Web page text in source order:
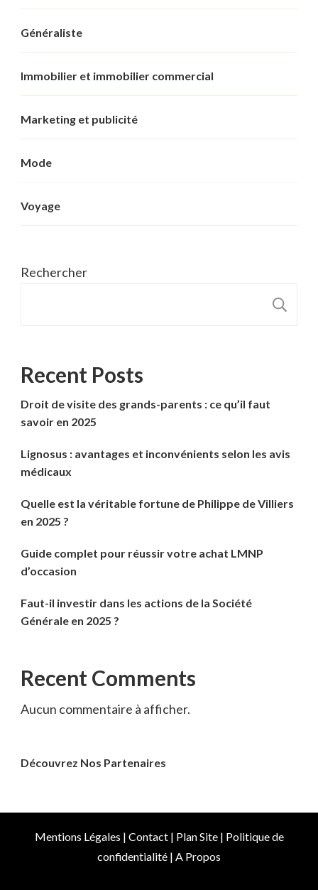
Généraliste
Immobilier et immobilier commercial
Marketing et publicité
Mode
Voyage
Rechercher
Recent Posts
Droit de visite des grands-parents : ce qu’il faut
savoir en 2025
Lignosus : avantages et inconvénients selon les avis
médicaux
Quelle est la véritable fortune de Philippe de Villiers
en 2025 ?
Guide complet pour réussir votre achat LMNP
d’occasion
Faut-il investir dans les actions de la Société
Générale en 2025 ?
Recent Comments
Aucun commentaire à afficher.
Découvrez Nos Partenaires
Mentions Légales | Contact| Plan Site| Politique de
confidentialité | A Propos